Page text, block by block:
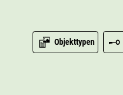
Objekttypen